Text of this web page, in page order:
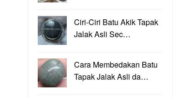
Ciri-Ciri Batu Akik Tapak
Jalak Asli Sec…
Cara Membedakan Batu
Tapak Jalak Asli da…